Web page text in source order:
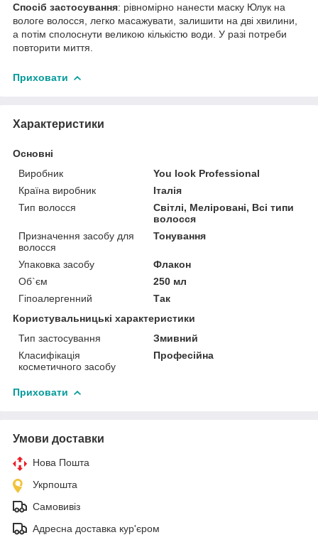
Спосіб застосування: рівномірно нанести маску Юлук на
вологе волосся, легко масажувати, залишити на дві хвилини,
а потім сполоснути великою кількістю води. У разі потреби
повторити миття.
Приховати
Характеристики
Основні
Виробник
You look Professional
Країна виробник
Італія
Тип волосся
Світлі, Меліровані, Всі типи
волосся
Призначення засобу для
волосся
Тонування
Упаковка засобу
Флакон
Об`єм
250 мл
Гіпоалергенний
Так
Користувальницькі характеристики
Тип застосування
Змивний
Класифікація
косметичного засобу
Професійна
Приховати
Умови доставки
Нова Пошта
Укрпошта
Самовивіз
Адресна доставка кур'єром